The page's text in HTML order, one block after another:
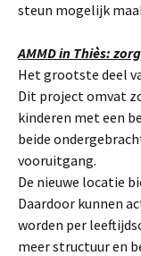
steun mogelijk
AMMD in Thiès:
Het grootste deel
Dit project omvat
kinderen met een
beide
vooruitgang.
De nieuwe locatie
Daardoor kunnen
worden per
meer structuur en